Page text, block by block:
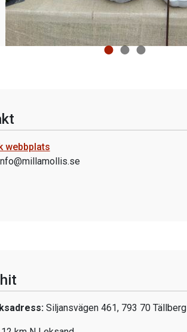
webbplats
Siljansvägen 461, 793 70 Tällberg